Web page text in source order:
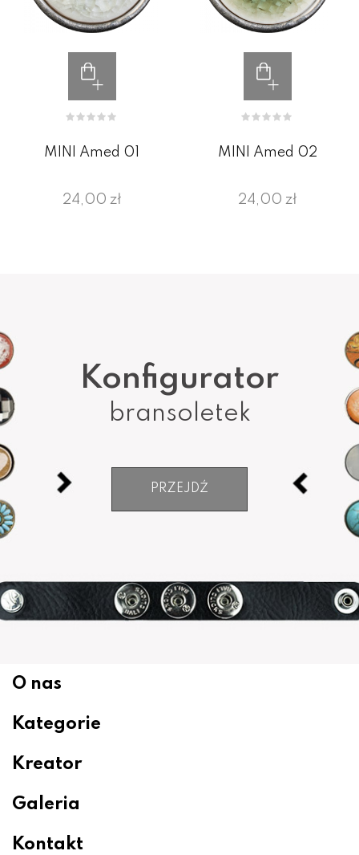
MINI Amed 01
24,00 zł
MINI Amed 02
24,00 zł
Konfigurator
bransoletek
PRZEJDŹ
O nas
Kategorie
Kreator
Galeria
Kontakt